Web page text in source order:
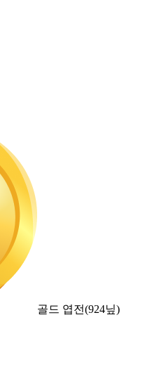
골드 엽전(924닢)